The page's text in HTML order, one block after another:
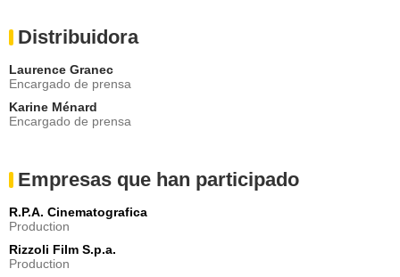
Distribuidora
Laurence Granec
Encargado de prensa
Karine Ménard
Encargado de prensa
Empresas que han participado
R.P.A. Cinematografica
Production
Rizzoli Film S.p.a.
Production